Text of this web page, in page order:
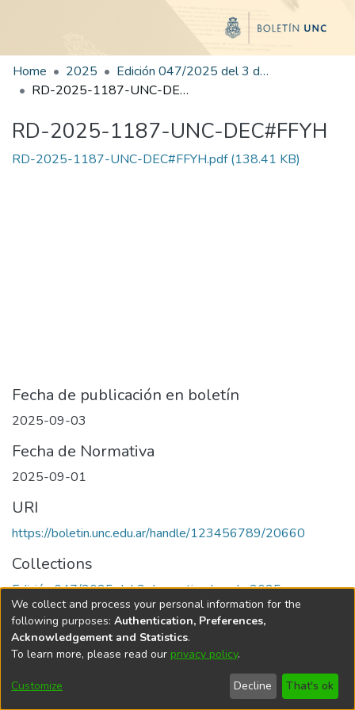
Home 2025
Edición 047/2025 del 3 de septiembre de 2025
RD-2025-1187-UNC-DEC#FFYH
RD-2025-1187-UNC-DEC#FFYH
RD-2025-1187-UNC-DEC#FFYH.pdf(138.41 KB)
Fecha de publicación en boletín
2025-09-03
Fecha de Normativa
2025-09-01
URI
https://boletin.unc.edu.ar/handle/123456789/20660
Collections
Edición 047/2025 del 3 de septiembre de 2025
Universidad Nacional de Córdoba
We collect and process your personal information for the
following purposes: Authentication, Preferences,
Acknowledgement and Statistics.
To learn more, please read our privacy policy.
Customize Decline That's ok